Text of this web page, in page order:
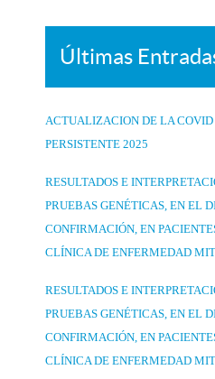
Últimas
ACTUALIZACION DE LA COVID
PERSISTENTE 2025
RESULTADOS E
PRUEBAS GENÉTICAS, EN EL
CONFIRMACIÓN, EN
CLÍNICA DE ENFERMEDAD
RESULTADOS E
PRUEBAS GENÉTICAS, EN EL
CONFIRMACIÓN, EN
CLÍNICA DE ENFERMEDAD